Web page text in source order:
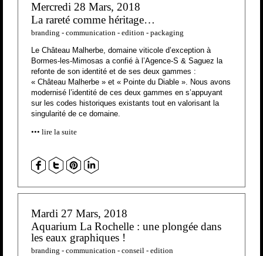
Mercredi 28 Mars, 2018
La rareté comme héritage…
branding - communication - edition - packaging
Le Château Malherbe, domaine viticole d’exception à
Bormes-les-Mimosas a confié à l’Agence-S & Saguez la
refonte de son identité et de ses deux gammes :
« Château Malherbe » et « Pointe du Diable ». Nous avons
modernisé l’identité de ces deux gammes en s’appuyant
sur les codes historiques existants tout en valorisant la
singularité de ce domaine.
lire la suite
Mardi 27 Mars, 2018
Aquarium La Rochelle : une plongée dans
les eaux graphiques !
branding - communication - conseil - edition